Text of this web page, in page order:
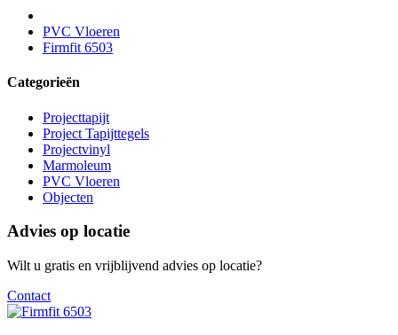
PVC Vloeren
Firmfit 6503
Categorieën
Projecttapijt
Project Tapijttegels
Projectvinyl
Marmoleum
PVC Vloeren
Objecten
Advies op locatie
Wilt u gratis en vrijblijvend advies op locatie?
Contact